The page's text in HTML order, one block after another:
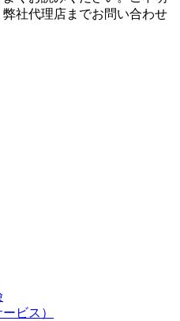
社代理店までお問い合わせ
ビス）